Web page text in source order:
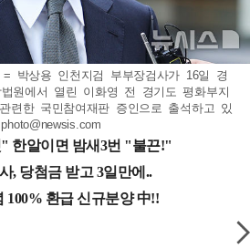
박상용 인천지검 부부장검사가 16일 경
원에서 열린 이화영 전 경기도 평화부지
련한 국민참여재판 증인으로 출석하고 있
photo@newsis.com